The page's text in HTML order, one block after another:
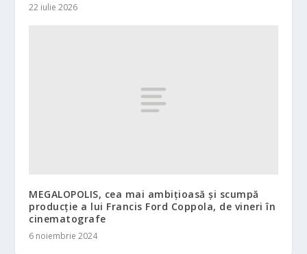
22 iulie 2026
MEGALOPOLIS, cea mai ambițioasă și scumpă
producție a lui Francis Ford Coppola, de vineri în
cinematografe
6 noiembrie 2024